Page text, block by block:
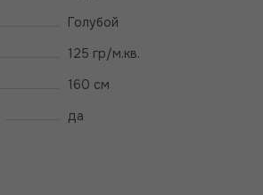
Голубой
125 гр/м.кв.
160 см
да